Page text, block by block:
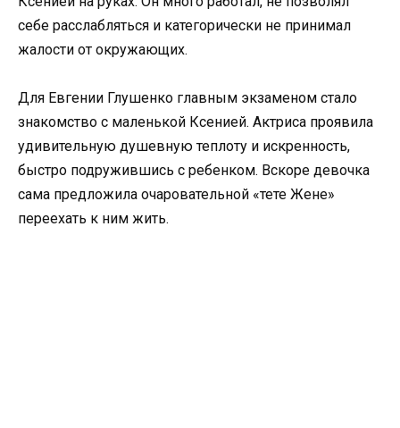
себе расслабляться и категорически не принимал
жалости от окружающих.
Для Евгении Глушенко главным экзаменом стало
знакомство с маленькой Ксенией. Актриса проявила
удивительную душевную теплоту и искренность,
быстро подружившись с ребенком. Вскоре девочка
сама предложила очаровательной «тете Жене»
переехать к ним жить.